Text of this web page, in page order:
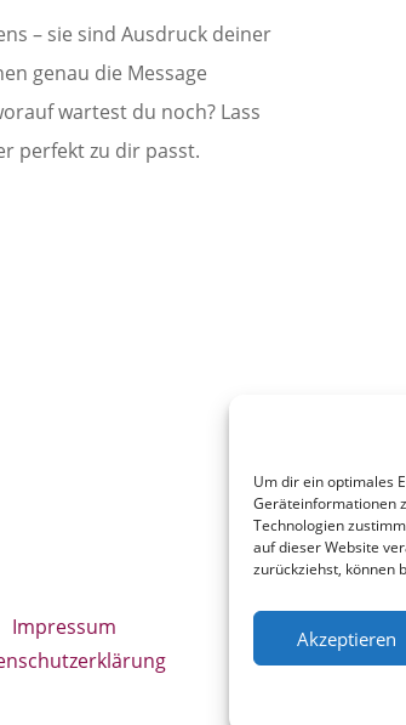
Um dir ein optimales
Geräteinformationen
Technologien
auf dieser Website
zurückziehst, können
Akzeptieren
– sie sind Ausdruck deiner
genau die Message
wartest du noch? Lass
perfekt zu dir passt.
Impressum